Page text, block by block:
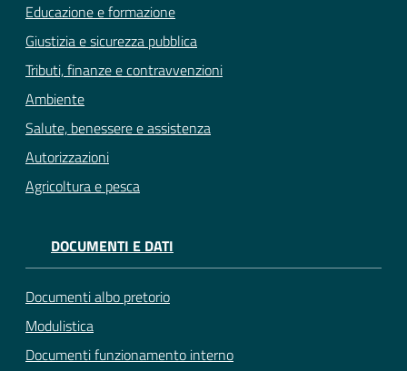
Educazione e formazione
Giustizia e sicurezza pubblica
Tributi, finanze e contravvenzioni
Ambiente
Salute, benessere e assistenza
Autorizzazioni
Agricoltura e pesca
DOCUMENTI E DATI
Documenti albo pretorio
Modulistica
Documenti funzionamento interno